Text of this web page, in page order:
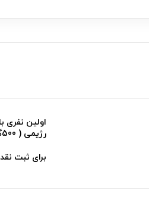
اولین نفری
رژیمی ( 500گرم )”
برای ثبت